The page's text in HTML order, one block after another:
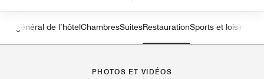
flèche vers la gauche
général de l’hôtelChambresSuitesRestaurationSports et loisirs
PHOTOS ET VIDÉOS